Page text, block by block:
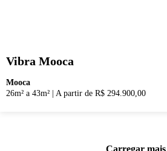
Vibra Mooca
Mooca
26m² a 43m²
A partir de R$ 294.900,00
Carregar mais